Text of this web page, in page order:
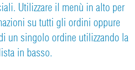
Utilizzare il menù in alto per
su tutti gli ordini oppure
un singolo ordine utilizzando la
in basso.